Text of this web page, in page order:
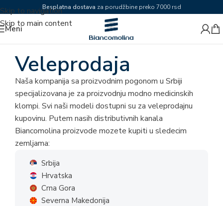
Skip to navigation
Skip to main content
Besplatna dostava za porudžbine preko 7000 rsd
Meni
Veleprodaja
Naša kompanija sa proizvodnim pogonom u Srbiji
specijalizovana je za proizvodnju modno medicinskih
klompi. Svi naši modeli dostupni su za veleprodajnu
kupovinu. Putem nasih distributivnih kanala
Biancomolina proizvode mozete kupiti u sledecim
zemljama:
Srbija
Hrvatska
Crna Gora
Severna Makedonija